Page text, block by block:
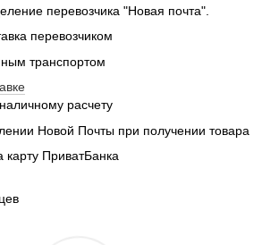
перевозчика "Новая почта".
перевозчиком
транспортом
расчету
Новой Почты при получении товара
карту ПриватБанка